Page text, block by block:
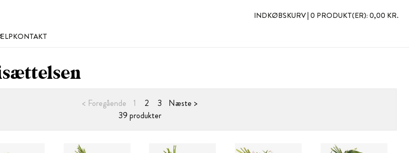
KONTAKT
INDKØBSKURV | 0 PRODUKT(ER): 0,00 KR.
< Foregående 1 2 3
Næste >
39 produkter